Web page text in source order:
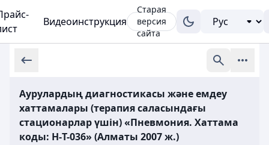
Видеоинструкция
Старая
версия
сайта
Аурулардың диагностикасы және емдеу
хаттамалары (терапия саласындағы
стационарлар үшін) «Пневмония. Хаттама
коды: H-Т-036» (Алматы 2007 ж.)